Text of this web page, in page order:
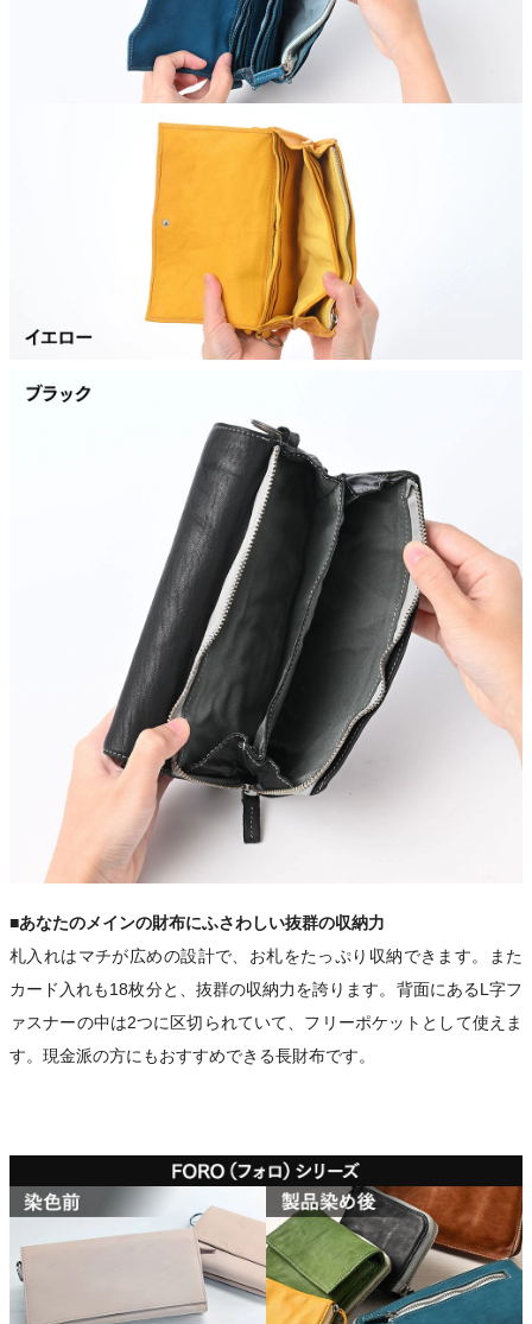
■あなたのメインの財布にふさわしい抜群の収納力
札入れはマチが広めの設計で、お札をたっぷり収納できます。また
カード入れも18枚分と、抜群の収納力を誇ります。背面にあるL字フ
ァスナーの中は2つに区切られていて、フリーポケットとして使えま
す。現金派の方にもおすすめできる長財布です。